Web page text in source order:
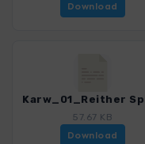
Download
57.67 KB
Download